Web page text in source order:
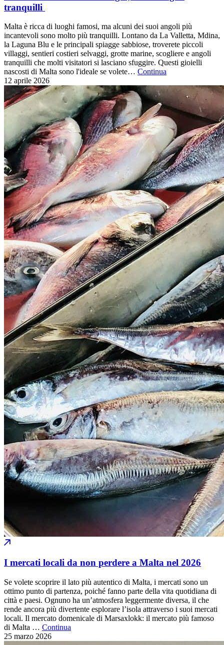
tranquilli
Malta è ricca di luoghi famosi, ma alcuni dei suoi angoli più
incantevoli sono molto più tranquilli. Lontano da La Valletta, Mdina,
la Laguna Blu e le principali spiagge sabbiose, troverete piccoli
villaggi, sentieri costieri selvaggi, grotte marine, scogliere e angoli
tranquilli che molti visitatori si lasciano sfuggire. Questi gioielli
nascosti di Malta sono l'ideale se volete… Continua
12 aprile 2026
I mercati locali da non perdere a Malta nel 2026
Se volete scoprire il lato più autentico di Malta, i mercati sono un
ottimo punto di partenza, poiché fanno parte della vita quotidiana di
città e paesi. Ognuno ha un’atmosfera leggermente diversa, il che
rende ancora più divertente esplorare l’isola attraverso i suoi mercati
locali. Il mercato domenicale di Marsaxlokk: il mercato più famoso
di Malta … Continua
25 marzo 2026